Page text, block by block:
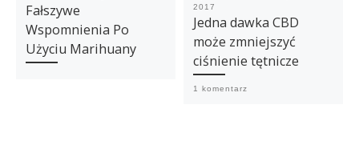
Fałszywe
Wspomnienia Po
Użyciu Marihuany
2017
Jedna dawka CBD
może zmniejszyć
ciśnienie tętnicze
1 komentarz